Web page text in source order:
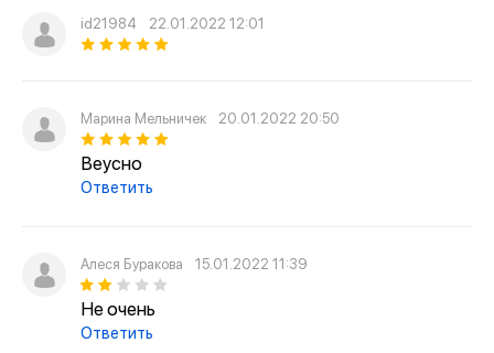
id21984 22.01.2022 12:01
Марина Мельничек 20.01.2022 20:50
Веусно
Ответить
Алеся Буракова 15.01.2022 11:39
Не очень
Ответить